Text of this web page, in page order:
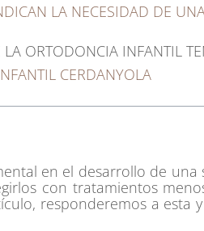
LA NECESIDAD DE
LA ORTODONCIA INFANTIL
CERDANYOLA
en el desarrollo de
con tratamientos
responderemos a